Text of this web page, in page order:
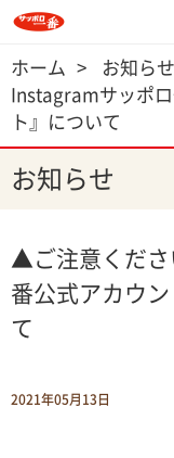
ホーム > お知らせ
Instagramサッポ
ト』について
お知らせ
▲ご注意くだ
番公式アカウ
て
2021年05月13日